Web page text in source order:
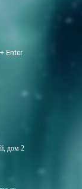
Enter
дом 2